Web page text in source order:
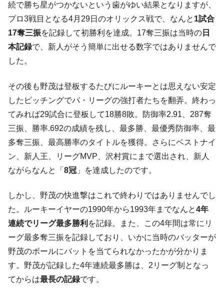
続で勝ち星がつかないという歯がゆい結果となりますが、
プロ3戦目となる4月29日のオリックス戦で、なんと 1試合
17奪三振を記録して初勝利を達成。17奪三振は当時の 日
本記録で、新人がそう簡単に出せる数字ではありませんで
した。
その後も野茂は登板するたびにルーキーとは思えない安定
したピッチングでパ・リーグの強打者たちを翻弄。終わっ
てみれば29試合に登板して18勝8敗。防御率2.91、287奪
三振、勝率.692の成績を残し、最多勝、最優秀防御率、最
多奪三振、最高勝率のタイトルを獲得。さらにベストナイ
ン、新人王、リーグMVP、沢村賞にまで選出され、新人
ながらなんと「 8冠 」を達成したのです。
しかし、野茂の快進撃はこれで終わりではありませんでし
た。ルーキーイヤーの1990年から1993年までなんと4年
連続でリーグ最多勝利 を記録。また、この4年間は常にリ
ーグ最多奪三振を記録しており、いかに当時のバッターが
野茂のボールにバットを当てられなかったかが分かりま
す。野茂が記録した4年連続最多勝は、2リーグ制となっ
てからは最長の記録です。